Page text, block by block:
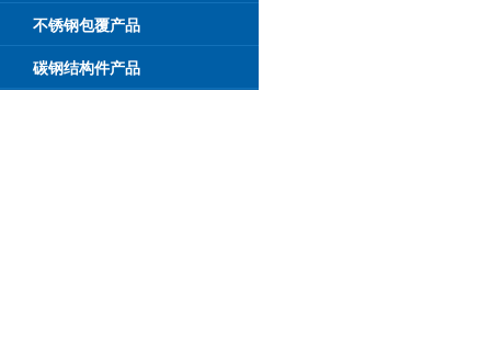
不锈钢包覆产品
碳钢结构件产品